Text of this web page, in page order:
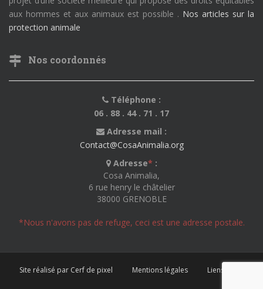
aux hommes et aux animaux est possible . Nos articles sur la
protection animale
Nos coordonnés
Téléphone :
06 . 88 . 44 . 71 . 17
Adresse mail :
Contact@CosaAnimalia.org
Adresse* :
Cosa Animalia,
6 rue henry le châtelier
38000 GRENOBLE
*Nous n'avons pas de refuge, ceci est une adresse postale.
Site réalisé par Cerf de pixel Mentions légales Liens utiles